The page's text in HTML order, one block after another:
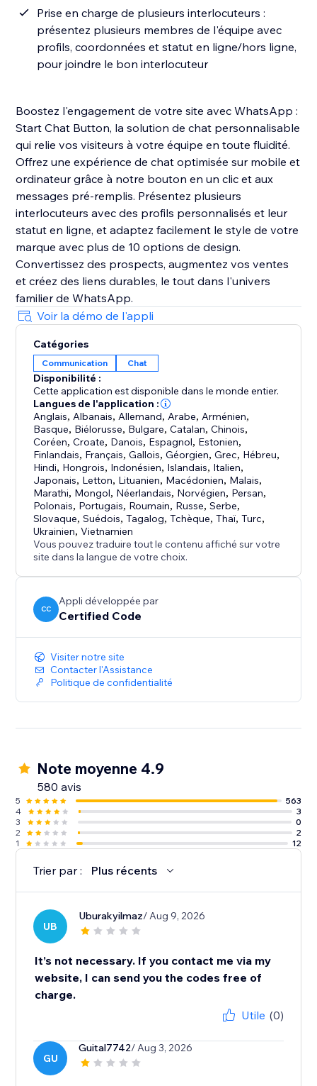
Prise en charge de plusieurs interlocuteurs :
présentez plusieurs membres de l'équipe avec
profils, coordonnées et statut en ligne/hors ligne,
pour joindre le bon interlocuteur
Boostez l'engagement de votre site avec WhatsApp :
Start Chat Button, la solution de chat personnalisable
qui relie vos visiteurs à votre équipe en toute fluidité.
Offrez une expérience de chat optimisée sur mobile et
ordinateur grâce à notre bouton en un clic et aux
messages pré-remplis. Présentez plusieurs
interlocuteurs avec des profils personnalisés et leur
statut en ligne, et adaptez facilement le style de votre
marque avec plus de 10 options de design.
Convertissez des prospects, augmentez vos ventes
et créez des liens durables, le tout dans l'univers
familier de WhatsApp.
Voir la démo de l'appli
Catégories
Communication Chat
Disponibilité :
Cette application est disponible dans le monde entier.
Langues de l'application :
Anglais, Albanais, Allemand, Arabe, Arménien,
Basque, Biélorusse, Bulgare,Catalan,Chinois,
Coréen,Croate, Danois, Espagnol, Estonien,
Finlandais, Français,Gallois,Géorgien,Grec, Hébreu,
Hindi, Hongrois, Indonésien, Islandais, Italien,
Japonais, Letton, Lituanien, Macédonien, Malais,
Marathi, Mongol, Néerlandais, Norvégien, Persan,
Polonais, Portugais, Roumain, Russe,Serbe,
Slovaque,Suédois,Tagalog,Tchèque,Thaï,Turc,
Ukrainien,Vietnamien
Vous pouvez traduire tout le contenu affiché sur votre
site dans la langue de votre choix.
CC
Appli développée par
Certified Code
Visiter notre site
Contacter l'Assistance
Politique de confidentialité
Note moyenne 4.9
580 avis
5
563
4
3
3
0
2
2
1
12
Trier par : Plus récents
UB
Uburakyilmaz/ Aug 9, 2026
It’s not necessary. If you contact me via my
website, I can send you the codes free of
charge.
Utile (0)
GU
Guital7742/ Aug 3, 2026